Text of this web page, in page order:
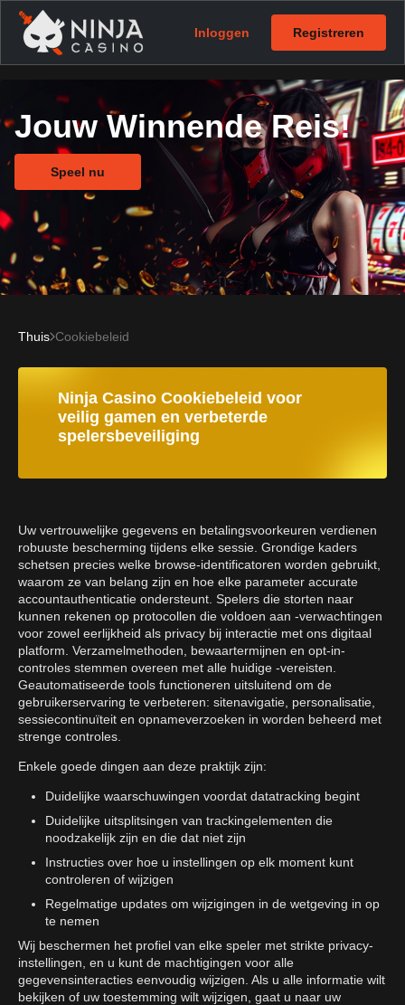
Inloggen Registreren
Jouw Winnende Reis!
Speel nu
Thuis Cookiebeleid
Ninja Casino Cookiebeleid voor
veilig gamen en verbeterde
spelersbeveiliging
Uw vertrouwelijke gegevens en betalingsvoorkeuren verdienen
robuuste bescherming tijdens elke sessie. Grondige kaders
schetsen precies welke browse-identificatoren worden gebruikt,
waarom ze van belang zijn en hoe elke parameter accurate
accountauthenticatie ondersteunt. Spelers die storten naar
kunnen rekenen op protocollen die voldoen aan -verwachtingen
voor zowel eerlijkheid als privacy bij interactie met ons digitaal
platform. Verzamelmethoden, bewaartermijnen en opt-in-
controles stemmen overeen met alle huidige -vereisten.
Geautomatiseerde tools functioneren uitsluitend om de
gebruikerservaring te verbeteren: sitenavigatie, personalisatie,
sessiecontinuïteit en opnameverzoeken in worden beheerd met
strenge controles.
Enkele goede dingen aan deze praktijk zijn:
Duidelijke waarschuwingen voordat datatracking begint
Duidelijke uitsplitsingen van trackingelementen die
noodzakelijk zijn en die dat niet zijn
Instructies over hoe u instellingen op elk moment kunt
controleren of wijzigen
Regelmatige updates om wijzigingen in de wetgeving in op
te nemen
Wij beschermen het profiel van elke speler met strikte privacy-
instellingen, en u kunt de machtigingen voor alle
gegevensinteracties eenvoudig wijzigen. Als u alle informatie wilt
bekijken of uw toestemming wilt wijzigen, gaat u naar uw